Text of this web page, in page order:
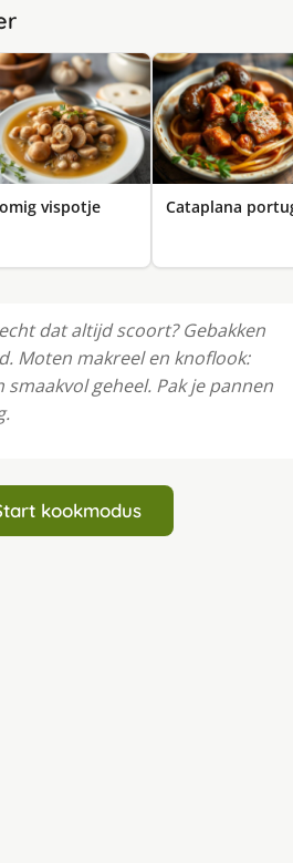
vispotje Cataplana
dat altijd scoort? Gebakken
Moten makreel en knoflook:
geheel. Pak je pannen
kookmodus